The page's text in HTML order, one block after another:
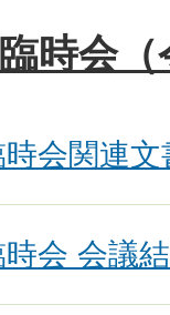
時会
会関連文
会 会議